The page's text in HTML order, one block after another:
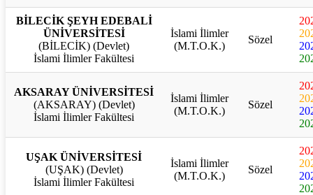
BİLECİK ŞEYH EDEBALİ
ÜNİVERSİTESİ
(BİLECİK) (Devlet)
İslami İlimler Fakültesi
İslami İlimler
(M.T.O.K.)
Sözel
AKSARAY ÜNİVERSİTESİ
(AKSARAY) (Devlet)
İslami İlimler Fakültesi
İslami İlimler
(M.T.O.K.)
Sözel
UŞAK ÜNİVERSİTESİ
(UŞAK) (Devlet)
İslami İlimler Fakültesi
İslami İlimler
(M.T.O.K.)
Sözel